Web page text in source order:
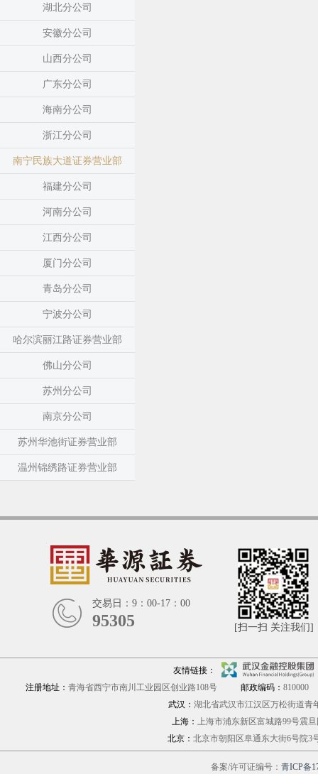
湖北分公司
安徽分公司
山西分公司
广东分公司
海南分公司
浙江分公司
南宁民族大道证券营业部
福建分公司
河南分公司
江西分公司
厦门分公司
青岛分公司
宁波分公司
哈尔滨丽江路证券营业部
佛山分公司
苏州分公司
南京分公司
苏州华池街证券营业部
温州锦绣路证券营业部
交易日：9：00-17：00
95305 [扫一扫 关注我们]
友情链接：
注册地址：青海省西宁市南川工业园区创业路108号 邮政编码：810000
武汉：湖北省武汉市江汉区万松街道
上海： 上海市浦东新区富城路
北京： 北京市朝阳区阜通东大街6号
备案/许可证编号：青ICP备